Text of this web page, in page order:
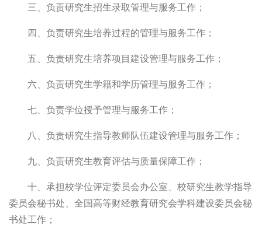
三、负责研究生招生录取管理与服务工作；
四、负责研究生培养过程的管理与服务工作；
五、负责研究生培养项目建设管理与服务工作；
六、负责研究生学籍和学历管理与服务工作；
七、负责学位授予管理与服务工作；
八、负责研究生指导教师队伍建设管理与服务工作；
九、负责研究生教育评估与质量保障工作；
十、承担校学位评定委员会办公室、校研究生教学指导
委员会秘书处、全国高等财经教育研究会学科建设委员会秘
书处工作；